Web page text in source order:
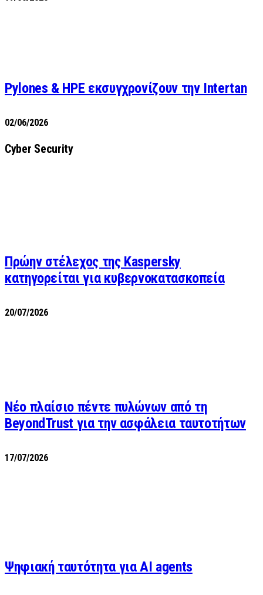
Pylones & HPE εκσυγχρονίζουν την Intertan
02/06/2026
Cyber Security
Πρώην στέλεχος της Kaspersky
κατηγορείται για κυβερνοκατασκοπεία
20/07/2026
Νέο πλαίσιο πέντε πυλώνων από τη
BeyondTrust για την ασφάλεια ταυτοτήτων
17/07/2026
Ψηφιακή ταυτότητα για AI agents